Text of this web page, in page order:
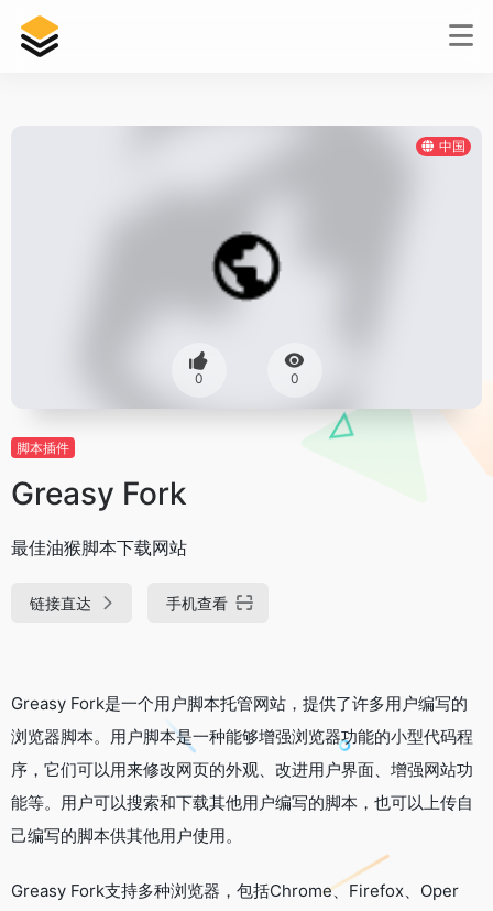
中国
0 0
脚本插件
Greasy Fork
最佳油猴脚本下载网站
链接直达 手机查看
Greasy Fork是一个用户脚本托管网站，提供了许多用户编写的
浏览器脚本。用户脚本是一种能够增强浏览器功能的小型代码程
序，它们可以用来修改网页的外观、改进用户界面、增强网站功
能等。用户可以搜索和下载其他用户编写的脚本，也可以上传自
己编写的脚本供其他用户使用。
Greasy Fork支持多种浏览器，包括Chrome、Firefox、Oper